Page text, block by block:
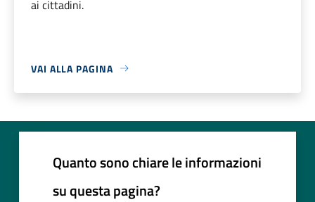
ai cittadini.
VAI ALLA PAGINA
Quanto sono chiare le informazioni
su questa pagina?